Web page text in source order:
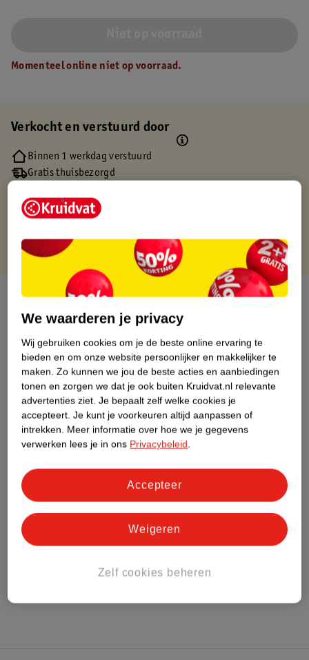
Momenteel online niet op voorraad.
Verkocht en verstuurd door
Binnen 1 werkdag verstuurd
Gratis thuisbezorgd
Gratis punten met je Kruidvat kaart
Over dit product
Productinformatie
Nature Impact Score
Dit product heeft (nog) geen Nature
Impact Score.
Meer informatie
Bestel & Bezorginformatie
Bekijk ook
We waarderen je privacy
Wij gebruiken cookies om je de beste online ervaring te
bieden en om onze website persoonlijker en makkelijker te
maken. Zo kunnen we jou de beste acties en aanbiedingen
tonen en zorgen we dat je ook buiten Kruidvat.nl relevante
advertenties ziet. Je bepaalt zelf welke cookies je
accepteert. Je kunt je voorkeuren altijd aanpassen of
intrekken. Meer informatie over hoe we je gegevens
verwerken lees je in ons Privacybeleid.
Zelf cookies beheren
Weigeren
Accepteer